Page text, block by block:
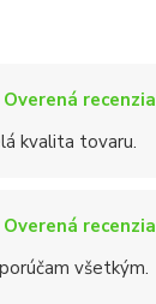
Overená recenzia
kvalita tovaru.
Overená recenzia
všetkým.